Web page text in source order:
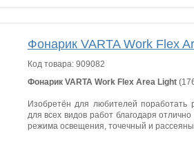
Фонарик VARTA Work Flex
Код товара: 909082
Фонарик VARTA Work Flex Area Light
Изобретён для любителей поработать
для всех видов работ благодаря
режима освещения, точечный и